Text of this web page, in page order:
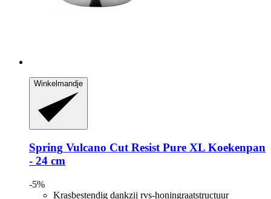
Winkelmandje
Spring Vulcano Cut Resist Pure XL Koekenpan
-​ 24 cm
-5%
Krasbestendig dankzij rvs-honingraatstructuur